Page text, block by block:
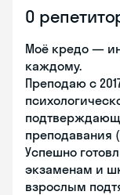
О
Моё кредо —
каждому.
Преподаю с
преподавания
Успешно
экзаменам и
взрослым